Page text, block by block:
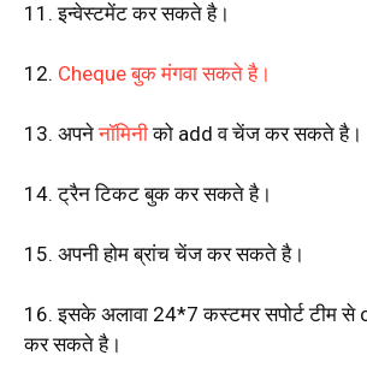
11. इन्वेस्टमेंट कर सकते है।
12. Cheque बुक मंगवा सकते है।
13. अपनेनॉमिनीको add व चेंज कर सकते है।
14. ट्रैन टिकट बुक कर सकते है।
15. अपनी होम ब्रांच चेंज कर सकते है।
16. इसके अलावा 24*7 कस्टमर सपोर्ट टीम से
कर सकते है।